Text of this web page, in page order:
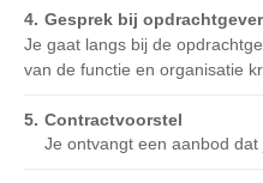
Gesprek bij
Je gaat langs bij de
van de functie en organisatie
Contractvoorstel
Je ontvangt een aanbod dat